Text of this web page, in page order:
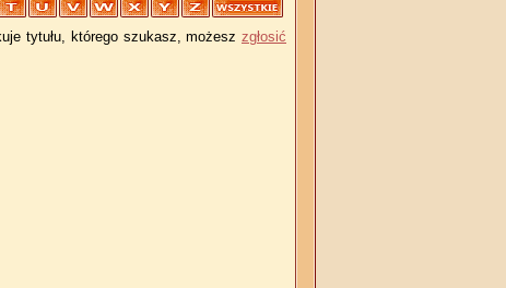
tytułu, którego szukasz, możesz zgłosić